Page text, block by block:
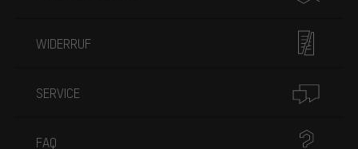
WIDERRUF
SERVICE
FAQ